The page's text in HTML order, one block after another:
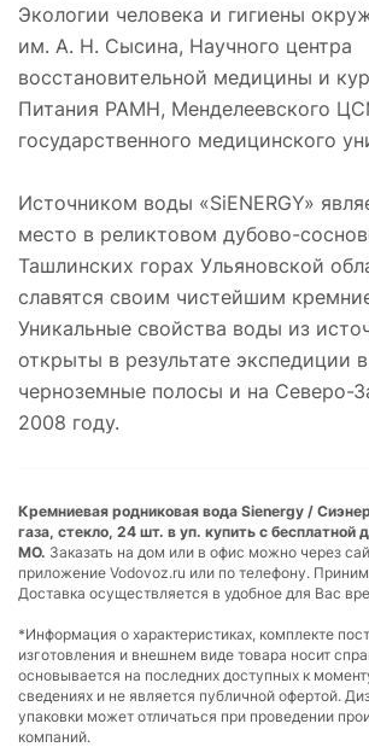
Экологии человека и гигиены
им. А. Н. Сысина, Научного центра
восстановительной медицины и
Питания РАМН, Менделеевского
государственного медицинского
Источником воды «SiENERGY»
место в реликтовом дубово-
Ташлинских горах Ульяновской
славятся своим чистейшим
Уникальные свойства воды из
открыты в результате экспедиции
черноземные полосы и на Северо-
2008 году.
Кремниевая родниковая вода Sienergy /
газа, стекло, 24 шт. в уп. купить с бесплатной
МО. Заказать на дом или в офис можно через
приложение Vodovoz.ru или по телефону.
Доставка осуществляется в удобное для Вас
*Информация о характеристиках, комплекте
изготовления и внешнем виде товара носит
основывается на последних доступных к
сведениях и не является публичной офертой.
упаковки может отличаться при проведении
компаний.